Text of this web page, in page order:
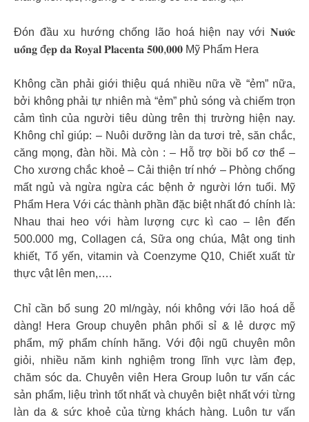
Đón đầu xu hướng chống lão hoá hiện nay với 𝐍𝐮̛𝐨̛́𝐜
𝐮𝐨̂́𝐧𝐠 đ𝐞̣𝐩 𝐝𝐚 𝐑𝐨𝐲𝐚𝐥 𝐏𝐥𝐚𝐜𝐞𝐧𝐭𝐚 𝟓𝟎𝟎,𝟎𝟎𝟎 Mỹ Phẩm Hera
Không cần phải giới thiệu quá nhiều nữa về “ẻm” nữa,
bởi không phải tự nhiên mà “ẻm” phủ sóng và chiếm trọn
cảm tình của người tiêu dùng trên thị trường hiện nay.
Không chỉ giúp: – Nuôi dưỡng làn da tươi trẻ, săn chắc,
căng mọng, đàn hồi. Mà còn : – Hỗ trợ bồi bổ cơ thể –
Cho xương chắc khoẻ – Cải thiện trí nhớ – Phòng chống
mất ngủ và ngừa ngừa các bệnh ở người lớn tuổi. Mỹ
Phẩm Hera Với các thành phần đặc biệt nhất đó chính là:
Nhau thai heo với hàm lượng cực kì cao – lên đến
500.000 mg, Collagen cá, Sữa ong chúa, Mật ong tinh
khiết, Tổ yến, vitamin và Coenzyme Q10, Chiết xuất từ
thực vật lên men,….
Chỉ cần bổ sung 20 ml/ngày, nói không với lão hoá dễ
dàng! Hera Group chuyên phân phối sỉ & lẻ dược mỹ
phẩm, mỹ phẩm chính hãng. Với đội ngũ chuyên môn
giỏi, nhiều năm kinh nghiệm trong lĩnh vực làm đẹp,
chăm sóc da. Chuyên viên Hera Group luôn tư vấn các
sản phẩm, liệu trình tốt nhất và chuyên biệt nhất với từng
làn da & sức khoẻ của từng khách hàng. Luôn tư vấn